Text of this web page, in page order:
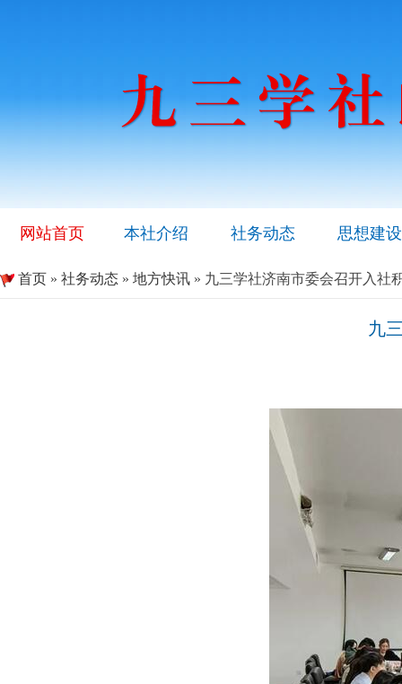
网站首页 本社介绍 社务动态 思想建设
首页 » 社务动态 » 地方快讯 » 九三学社济南市委会召开入社
九